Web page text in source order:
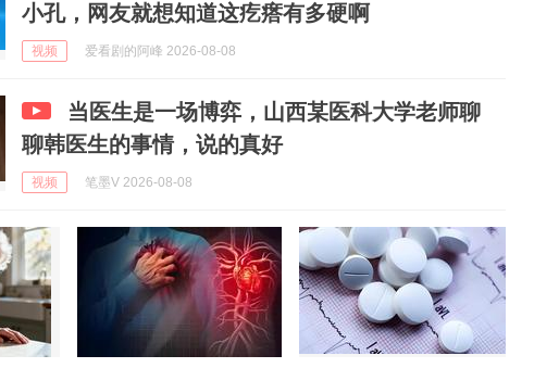
小孔，网友就想知道这疙瘩有多硬啊
视频 爱看剧的阿峰 2026-08-08
当医生是一场博弈，山西某医科大学老师聊
聊韩医生的事情，说的真好
视频 笔墨V 2026-08-08